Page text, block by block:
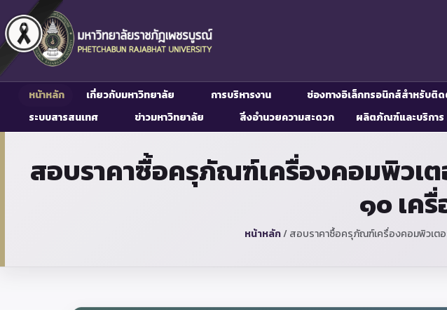
หน้าหลัก เกี่ยวกับมหาวิทยาลัย การบริหารงาน ช่องทางอิเล็กทรอนิกส์สำหรับติ
ระบบสารสนเทศ
ข่าวมหาวิทยาลัย สิ่งอำนวยความสะดวก ผลิตภัณฑ์และบริการ
สอบราคาซื้อครุภัณฑ์เครื่องคอมพิวเ
๑๐ เค
หน้าหลัก/สอบราคาซื้อครุภัณฑ์เครื่องคอมพิวเต